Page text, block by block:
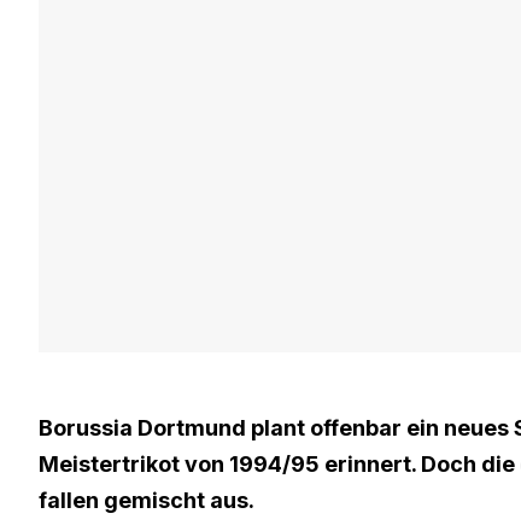
Borussia Dortmund plant offenbar ein
Meistertrikot von 1994/95 erinnert. Doch
fallen gemischt aus.